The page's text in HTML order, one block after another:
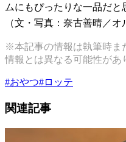
ムにもぴったりな一品だと
（文・写真：奈古善晴／オ
※本記事の情報は執筆時ま
情報とは異なる可能性があ
#おやつ#ロッテ
関連記事